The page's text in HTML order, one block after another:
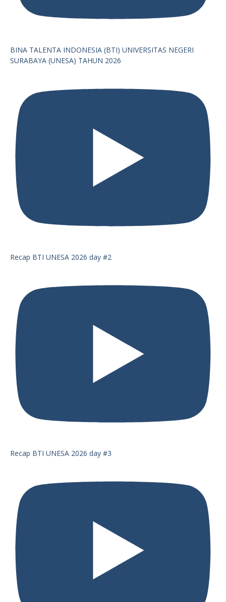
BINA TALENTA INDONESIA (BTI) UNIVERSITAS NEGERI
SURABAYA (UNESA) TAHUN 2026
Recap BTI UNESA 2026 day #2
Recap BTI UNESA 2026 day #3